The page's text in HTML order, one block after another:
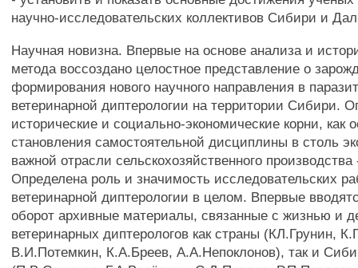
научно-исследовательских коллективов Сибири и
Научная новизна. Впервые на основе анализа и
метода воссоздано целостное представление о
формирования нового научного направления в
ветеринарной диптерологии на территории Сибири.
исторические и социально-экономические корни, как
становления самостоятельной дисциплины в столь
важной отрасли сельскохозяйственного
Определена роль и значимость исследовательских
ветеринарной диптерологии в целом. Впервые
оборот архивные материалы, связанные с жизнью и
ветеринарных диптерологов как страны (КЛ.Грунин,
В.И.Потемкин, К.А.Бреев, А.А.Непоклонов), так и